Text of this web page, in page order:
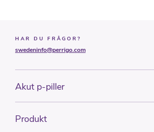
HAR DU FRÅGOR?
swedeninfo@perrigo.com
Akut p-piller
Produkt